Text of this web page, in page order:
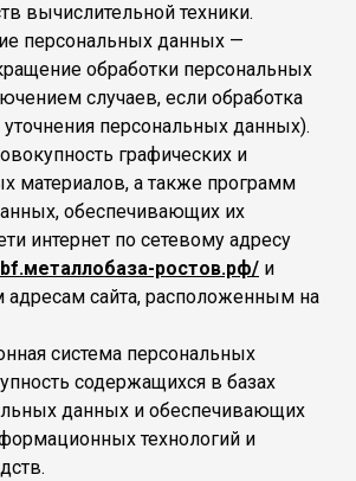
вычислительной техники.
персональных данных —
обработки персональных
случаев, если обработка
персональных данных).
графических и
материалов, а также программ
обеспечивающих их
интернет по сетевому адресу
ростов.рф/ и
сайта, расположенным на
система персональных
содержащихся в базах
данных и обеспечивающих
технологий и